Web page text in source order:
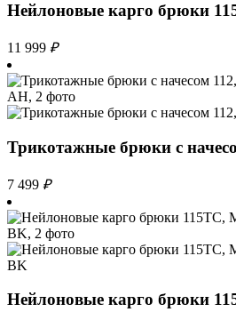
Нейлоновые карго брюки
11 999 ₽
Трикотажные брюки с
7 499 ₽
Нейлоновые карго брюки